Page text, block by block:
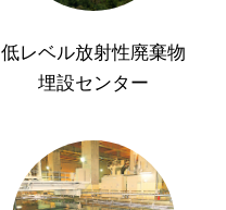
低レベル放射性廃棄物
埋設センター